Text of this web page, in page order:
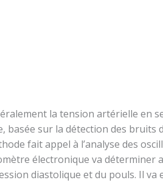
la tension artérielle en
sur la détection des bruits
fait appel à l’analyse des
électronique va déterminer
diastolique et du pouls. Il